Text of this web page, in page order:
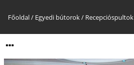
Főoldal/ Egyedi bútorok/ Recepcióspultok